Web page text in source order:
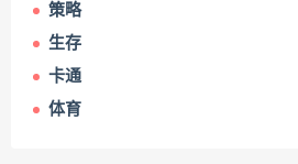
策略
生存
卡通
体育